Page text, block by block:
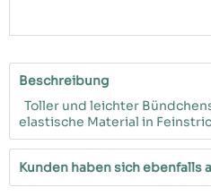
Beschreibung
Toller und leichter
elastische Material in
Kunden haben sich ebenfalls